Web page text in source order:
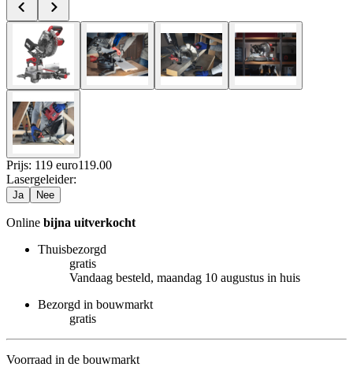
Prijs: 119 euro119.00
Lasergeleider:
Ja Nee
Online bijna uitverkocht
Thuisbezorgd
gratis
Vandaag besteld, maandag 10 augustus in huis
Bezorgd in bouwmarkt
gratis
Voorraad in de bouwmarkt